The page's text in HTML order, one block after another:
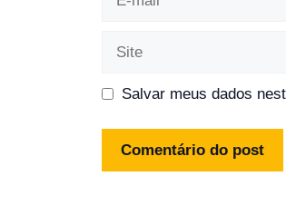
Salvar meus dados